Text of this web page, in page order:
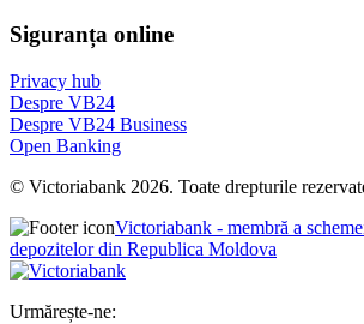
Siguranța online
Privacy hub
Despre VB24
Despre VB24 Business
Open Banking
© Victoriabank 2026. Toate drepturile
Victoriabank - membră a
depozitelor din Republica Moldova
Urmărește-ne: